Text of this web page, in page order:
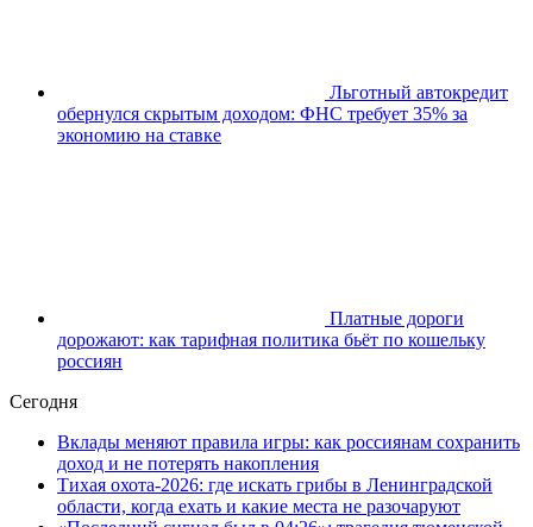
Льготный автокредит
обернулся скрытым доходом: ФНС требует 35% за
экономию на ставке
Платные дороги
дорожают: как тарифная политика бьёт по кошельку
россиян
Сегодня
Вклады меняют правила игры: как россиянам сохранить
доход и не потерять накопления
Тихая охота-2026: где искать грибы в Ленинградской
области, когда ехать и какие места не разочаруют